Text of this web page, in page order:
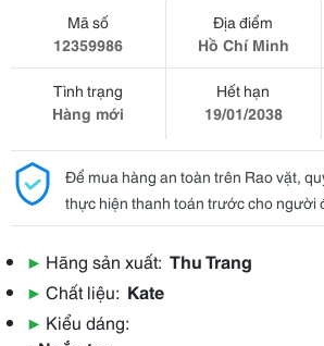
Mã số
12359986
Địa điểm
Hồ Chí Minh
Tình trạng
Hàng mới
Hết hạn
19/01/2038
Để mua hàng an toàn trên Rao vặt,
thực hiện thanh toán trước cho người
▶ Hãng sản xuất: Thu Trang
▶ Chất liệu: Kate
▶ Kiểu dáng: